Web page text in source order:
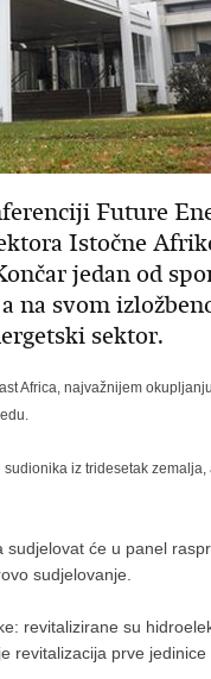
Future
Istočne
jedan od
na svom
sektor.
Africa, najvažnijem
iz tridesetak
će u panel
sudjelovanje.
revitalizirane su
revitalizacija prve